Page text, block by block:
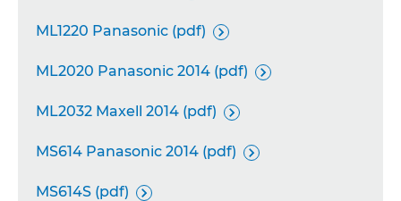
ML1220 Panasonic (pdf) 
ML2020 Panasonic 2014 (pdf) 
ML2032 Maxell 2014 (pdf) 
MS614 Panasonic 2014 (pdf) 
MS614S (pdf) 